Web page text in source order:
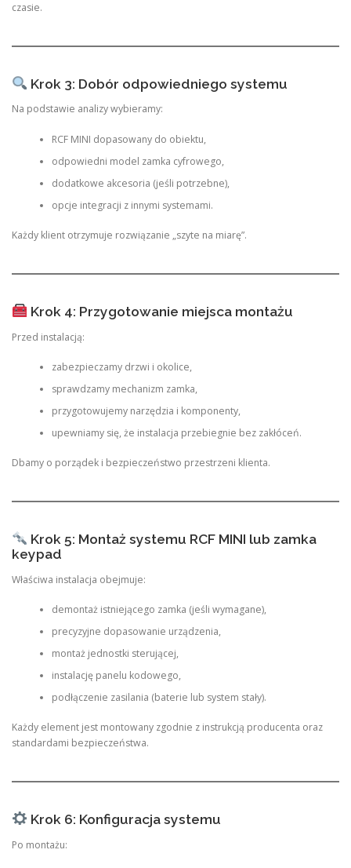
czasie.
Krok 3: Dobór odpowiedniego systemu
Na podstawie analizy wybieramy:
RCF MINI dopasowany do obiektu,
odpowiedni model zamka cyfrowego,
dodatkowe akcesoria (jeśli potrzebne),
opcje integracji z innymi systemami.
Każdy klient otrzymuje rozwiązanie „szyte na miarę”.
Krok 4: Przygotowanie miejsca montażu
Przed instalacją:
zabezpieczamy drzwi i okolice,
sprawdzamy mechanizm zamka,
przygotowujemy narzędzia i komponenty,
upewniamy się, że instalacja przebiegnie bez zakłóceń.
Dbamy o porządek i bezpieczeństwo przestrzeni klienta.
Krok 5: Montaż systemu RCF MINI lub zamka
keypad
Właściwa instalacja obejmuje:
demontaż istniejącego zamka (jeśli wymagane),
precyzyjne dopasowanie urządzenia,
montaż jednostki sterującej,
instalację panelu kodowego,
podłączenie zasilania (baterie lub system stały).
Każdy element jest montowany zgodnie z instrukcją producenta oraz
standardami bezpieczeństwa.
Krok 6: Konfiguracja systemu
Po montażu: